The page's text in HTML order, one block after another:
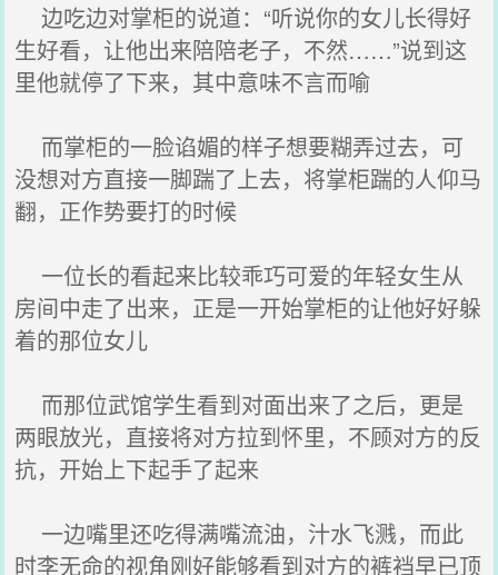
边吃边对掌柜的说道：“听说你的女儿长得好
生好看，让他出来陪陪老子，不然……”说到这
里他就停了下来，其中意味不言而喻
而掌柜的一脸谄媚的样子想要糊弄过去，可
没想对方直接一脚踹了上去，将掌柜踹的人仰马
翻，正作势要打的时候
一位长的看起来比较乖巧可爱的年轻女生从
房间中走了出来，正是一开始掌柜的让他好好躲
着的那位女儿
而那位武馆学生看到对面出来了之后，更是
两眼放光，直接将对方拉到怀里，不顾对方的反
抗，开始上下起手了起来
一边嘴里还吃得满嘴流油，汁水飞溅，而此
时李无命的视角刚好能够看到对方的裤裆早已顶